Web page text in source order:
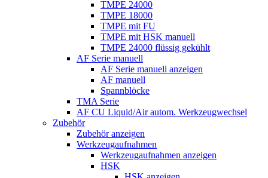
TMPE 24000
TMPE 18000
TMPE mit FU
TMPE mit HSK manuell
TMPE 24000 flüssig gekühlt
AF Serie manuell
AF Serie manuell anzeigen
AF manuell
Spannblöcke
TMA Serie
AF CU Liquid/Air autom. Werkzeugwechsel
Zubehör
Zubehör anzeigen
Werkzeugaufnahmen
Werkzeugaufnahmen anzeigen
HSK